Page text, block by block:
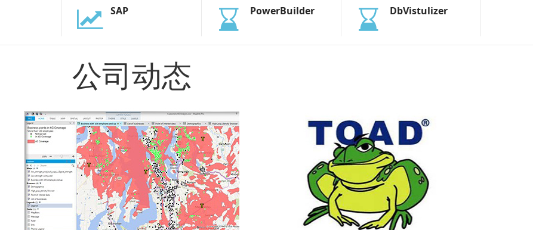
SAP PowerBuilder DbVistulizer
公司动态